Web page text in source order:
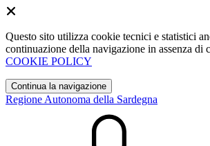
Questo sito utilizza cookie tecnici e statistici
continuazione della navigazione in assenza
COOKIE POLICY
Continua la navigazione
Regione Autonoma della Sardegna